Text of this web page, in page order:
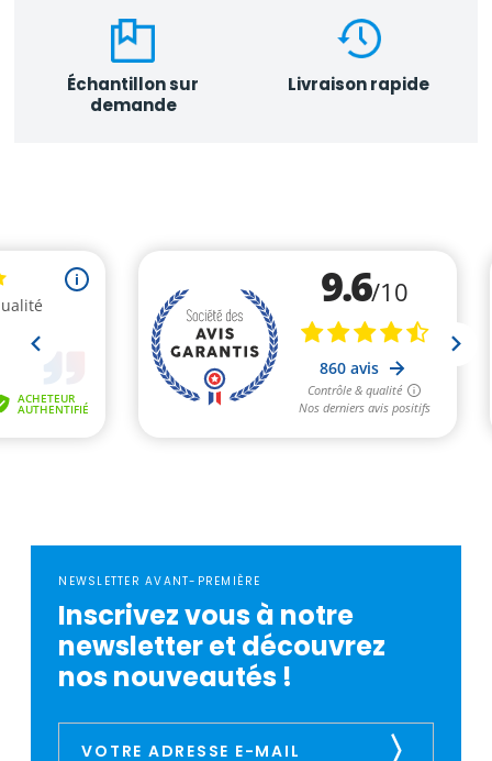
Échantillon sur
demande
Livraison rapide
NEWSLETTER AVANT-PREMIÈRE
Inscrivez vous à notre
newsletter et découvrez
nos nouveautés !